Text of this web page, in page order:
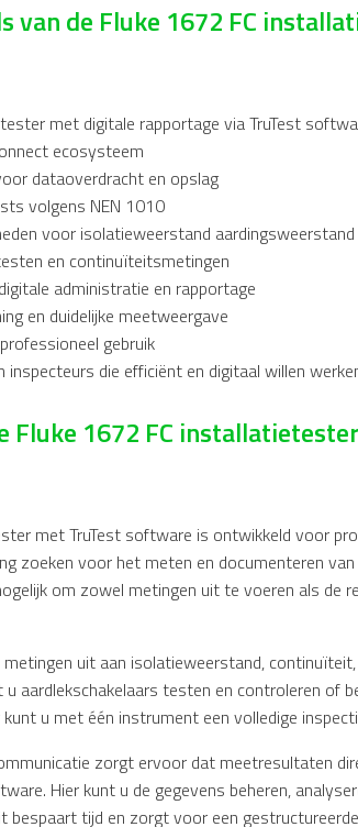
van de Fluke 1672 FC
met digitale rapportage via TruTest
ecosysteem
dataoverdracht en opslag
volgens NEN 1010
voor isolatieweerstand
en continuïteitsmetingen
administratie en rapportage
en duidelijke meetweergave
gebruik
inspecteurs die efficiënt en digitaal willen
Fluke 1672 FC
met TruTest software is ontwikkeld voor
zoeken voor het meten en documenteren
om zowel metingen uit te voeren als de
uit aan isolatieweerstand,
aardlekschakelaars testen en controleren of
u met één instrument een volledige
zorgt ervoor dat meetresultaten
Hier kunt u de gegevens beheren,
bespaart tijd en zorgt voor een